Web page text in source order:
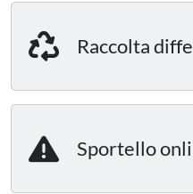
Raccolta
Sportello